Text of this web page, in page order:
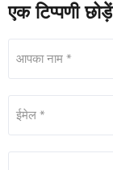
एक टिप्पणी छोड़ें
आपका नाम *
ईमेल *